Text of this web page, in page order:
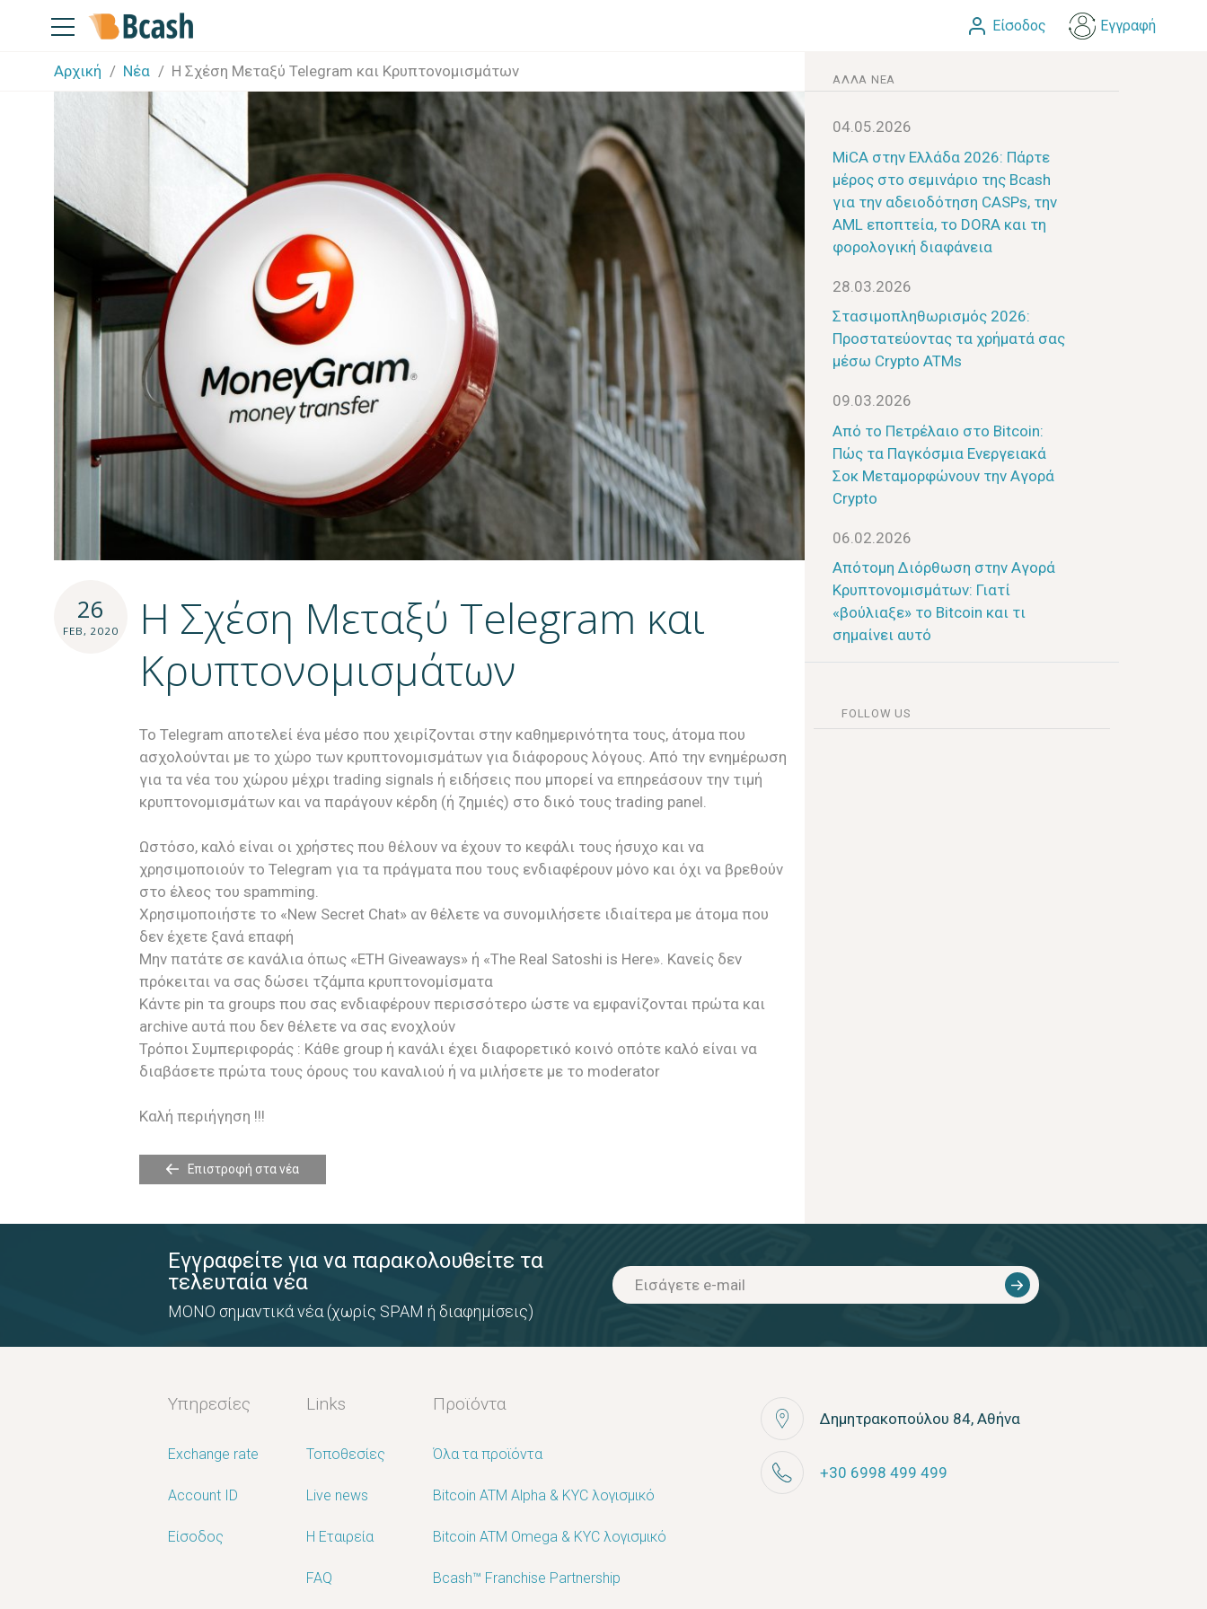
Είσοδος Εγγραφή
Αρχική Νέα H Σχέση Μεταξύ Telegram και Κρυπτονομισμάτων
26
FEB, 2020
H Σχέση Μεταξύ Telegram και
Κρυπτονομισμάτων
To Telegram αποτελεί ένα μέσο που χειρίζονται στην καθημερινότητα τους, άτομα που
ασχολούνται με το χώρο των κρυπτονομισμάτων για διάφορους λόγους. Από την ενημέρωση
για τα νέα του χώρου μέχρι trading signals ή ειδήσεις που μπορεί να επηρεάσουν την τιμή
κρυπτονομισμάτων και να παράγουν κέρδη (ή ζημιές) στο δικό τους trading panel.
Ωστόσο, καλό είναι οι χρήστες που θέλουν να έχουν το κεφάλι τους ήσυχο και να
χρησιμοποιούν το Telegram για τα πράγματα που τους ενδιαφέρουν μόνο και όχι να βρεθούν
στο έλεος του spamming.
Χρησιμοποιήστε το «New Secret Chat» αν θέλετε να συνομιλήσετε ιδιαίτερα με άτομα που
δεν έχετε ξανά επαφή
Μην πατάτε σε κανάλια όπως «ETH Giveaways» ή «The Real Satoshi is Here». Κανείς δεν
πρόκειται να σας δώσει τζάμπα κρυπτονομίσματα
Κάντε pin τα groups που σας ενδιαφέρουν περισσότερο ώστε να εμφανίζονται πρώτα και
archive αυτά που δεν θέλετε να σας ενοχλούν
Τρόποι Συμπεριφοράς : Κάθε group ή κανάλι έχει διαφορετικό κοινό οπότε καλό είναι να
διαβάσετε πρώτα τους όρους του καναλιού ή να μιλήσετε με το moderator
Καλή περιήγηση !!!
Επιστροφή στα νέα
ΆΛΛΑ ΝΈΑ
04.05.2026
MiCA στην Ελλάδα 2026: Πάρτε
μέρος στο σεμινάριο της Bcash
για την αδειοδότηση CASPs, την
AML εποπτεία, το DORA και τη
φορολογική διαφάνεια
28.03.2026
Στασιμοπληθωρισμός 2026:
Προστατεύοντας τα χρήματά σας
μέσω Crypto ATMs
09.03.2026
Από το Πετρέλαιο στο Bitcoin:
Πώς τα Παγκόσμια Ενεργειακά
Σοκ Μεταμορφώνουν την Αγορά
Crypto
06.02.2026
Απότομη Διόρθωση στην Αγορά
Κρυπτονομισμάτων: Γιατί
«βούλιαξε» το Bitcoin και τι
σημαίνει αυτό
FOLLOW US
Εγγραφείτε για να παρακολουθείτε τα
τελευταία νέα
ΜΟΝΟ σημαντικά νέα (χωρίς SPAM ή διαφημίσεις)
Υπηρεσίες
Exchange rate
Account ID
Είσοδος
Links
Τοποθεσίες
Live news
Η Εταιρεία
FAQ
Προϊόντα
Όλα τα προϊόντα
Bitcoin ATM Alpha & KYC λογισμικό
Bitcoin ATM Omega & KYC λογισμικό
Bcash™ Franchise Partnership
Δημητρακοπούλου 84, Αθήνα
+30 6998 499 499